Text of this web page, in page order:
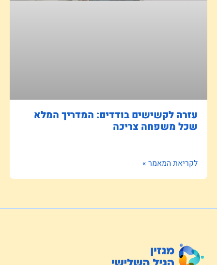
עזרה לקשישים בודדים: המדריך המלא
שכל משפחה צריכה
לקריאת המאמר »